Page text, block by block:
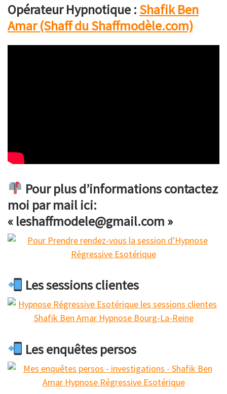
Opérateur Hypnotique : Shafik Ben
Amar (Shaff du Shaffmodèle.com)
Pour plus d’informations contactez
moi par mail ici:
« leshaffmodele@gmail.com »
Les sessions clientes
Les enquêtes persos